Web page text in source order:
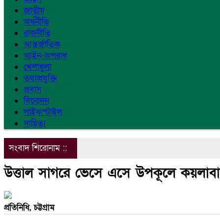
জাতীয়
অর্থনীতি
রাজনীতি
আন্তর্জাতিক
আইন-অপরাধ
খেলাধুলা
তথ্যপ্রযুক্তি
প্রবাস
বিনোদন
লাইফস্টাইল
সাহিত্য
সংবাদ শিরোনাম ::
উত্তাল সাগরে ভেসে এসে উপকূলে
প্রতিনিধি, চট্টগ্রাম